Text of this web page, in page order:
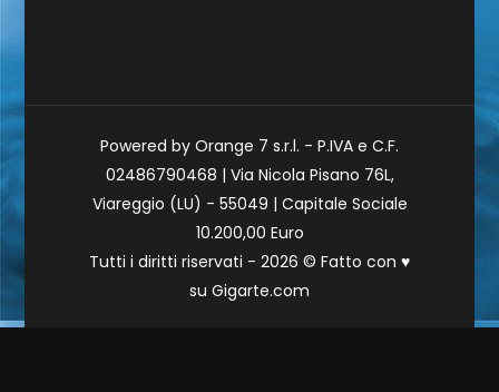
Powered by Orange 7 s.r.l. - P.IVA e C.F.
02486790468 | Via Nicola Pisano 76L,
Viareggio (LU) - 55049 | Capitale Sociale
10.200,00 Euro
Tutti i diritti riservati - 2026 © Fatto con ♥
su Gigarte.com